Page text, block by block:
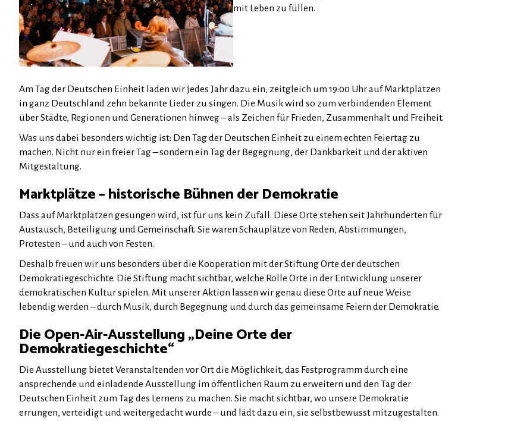
mit Leben zu füllen.
Am Tag der Deutschen Einheit laden wir jedes Jahr dazu ein, zeitgleich um 19:00 Uhr auf Marktplätzen
in ganz Deutschland zehn bekannte Lieder zu singen. Die Musik wird so zum verbindenden Element
über Städte, Regionen und Generationen hinweg – als Zeichen für Frieden, Zusammenhalt und Freiheit.
Was uns dabei besonders wichtig ist: Den Tag der Deutschen Einheit zu einem echten Feiertag zu
machen. Nicht nur ein freier Tag – sondern ein Tag der Begegnung, der Dankbarkeit und der aktiven
Mitgestaltung.
Marktplätze – historische Bühnen der Demokratie
Dass auf Marktplätzen gesungen wird, ist für uns kein Zufall. Diese Orte stehen seit Jahrhunderten für
Austausch, Beteiligung und Gemeinschaft. Sie waren Schauplätze von Reden, Abstimmungen,
Protesten – und auch von Festen.
Deshalb freuen wir uns besonders über die Kooperation mit der Stiftung Orte der deutschen
Demokratiegeschichte. Die Stiftung macht sichtbar, welche Rolle Orte in der Entwicklung unserer
demokratischen Kultur spielen. Mit unserer Aktion lassen wir genau diese Orte auf neue Weise
lebendig werden – durch Musik, durch Begegnung und durch das gemeinsame Feiern der Demokratie.
Die Open-Air-Ausstellung „Deine Orte der
Demokratiegeschichte“
Die Ausstellung bietet Veranstaltenden vor Ort die Möglichkeit, das Festprogramm durch eine
ansprechende und einladende Ausstellung im öffentlichen Raum zu erweitern und den Tag der
Deutschen Einheit zum Tag des Lernens zu machen. Sie macht sichtbar, wo unsere Demokratie
errungen, verteidigt und weitergedacht wurde – und lädt dazu ein, sie selbstbewusst mitzugestalten.